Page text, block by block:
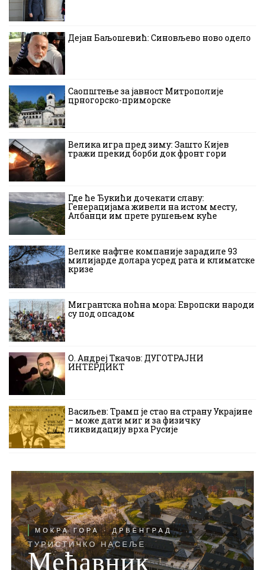
Дејан Баљошевић: Синовљево ново одело
Саопштење за јавност Митрополије
црногорско-приморске
Велика игра пред зиму: Зашто Кијев
тражи прекид борби док фронт гори
Где ће Ђукићи дочекати славу:
Генерацијама живели на истом месту,
Албанци им прете рушењем куће
Велике нафтне компаније зарадиле 93
милијарде долара усред рата и климатске
кризе
Мигрантска ноћна мора: Европски народи
су под опсадом
О. Андреј Ткачов: ДУГОТРАЈНИ
ИНТЕРДИКТ
Васиљев: Трамп је стао на страну Украјине
– може дати миг и за физичку
ликвидацију врха Русије